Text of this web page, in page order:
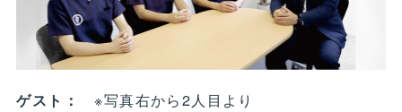
ゲスト：
※写真右から2人目より